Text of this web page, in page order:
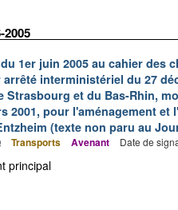
2005
du 1er juin 2005 au cahier
interministériel du 27
Strasbourg et du Bas-Rhin,
2001, pour l'aménagement
(texte non paru au
Transports Avenant Date de
principal